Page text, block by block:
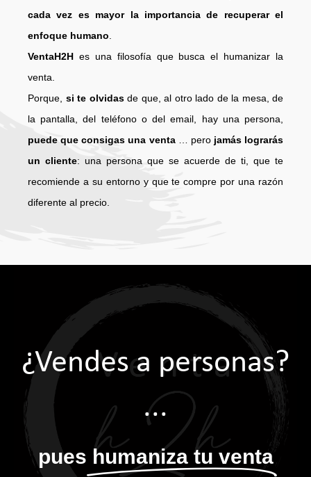
cada vez es mayor la importancia de recuperar el
enfoque humano
VentaH2H es una filosofía que busca el humanizar la
venta.
Porque, si te olvidasde que, al otro lado de la mesa, de
la pantalla, del teléfono o del email, hay una persona,
puede que consigas una venta… pero jamás lograrás
un cliente: una persona que se acuerde de ti, que te
recomiende a su entorno y que te compre por una razón
diferente al precio.
¿Vendes a personas?
...
pues humaniza tu venta